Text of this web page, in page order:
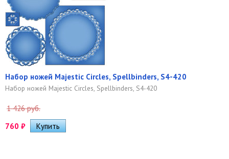
Набор ножей Majestic Circles, Spellbinders, S4-420
Набор ножей Majestic Circles, Spellbinders, S4-420
1 426 руб.
760 ₽